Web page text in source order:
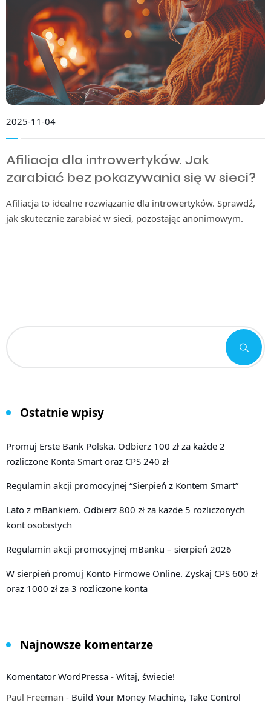
2025-11-04
Afiliacja dla introwertyków. Jak
zarabiać bez pokazywania się w sieci?
Afiliacja to idealne rozwiązanie dla introwertyków. Sprawdź,
jak skutecznie zarabiać w sieci, pozostając anonimowym.
Ostatnie wpisy
Promuj Erste Bank Polska. Odbierz 100 zł za każde 2
rozliczone Konta Smart oraz CPS 240 zł
Regulamin akcji promocyjnej “Sierpień z Kontem Smart”
Lato z mBankiem. Odbierz 800 zł za każde 5 rozliczonych
kont osobistych
Regulamin akcji promocyjnej mBanku – sierpień 2026
W sierpień promuj Konto Firmowe Online. Zyskaj CPS 600 zł
oraz 1000 zł za 3 rozliczone konta
Najnowsze komentarze
Komentator WordPressa - Witaj, świecie!
Paul Freeman - Build Your Money Machine, Take Control